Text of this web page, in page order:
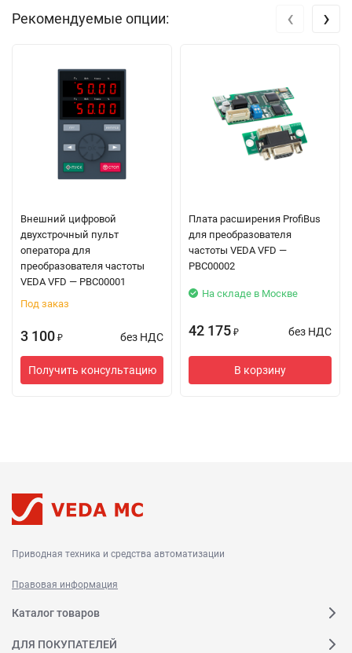
Рекомендуемые опции:
Внешний цифровой
двухстрочный пульт
оператора для
преобразователя частоты
VEDA VFD — PBC00001
Под заказ
3 100 ₽ без НДС
Получить консультацию
Плата расширения ProfiBus
для преобразователя
частоты VEDA VFD —
PBC00002
На складе в Москве
42 175 ₽ без НДС
В корзину
‹ ›
Приводная техника и средства автоматизации
Правовая информация
Каталог товаров
ДЛЯ ПОКУПАТЕЛЕЙ